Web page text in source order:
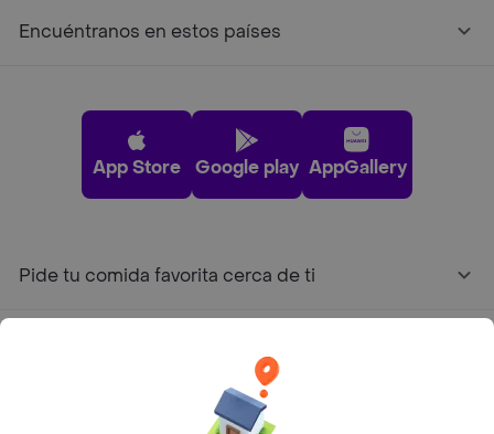
Encuéntranos en estos países
App Store Google play AppGallery
Pide tu comida favorita cerca de ti